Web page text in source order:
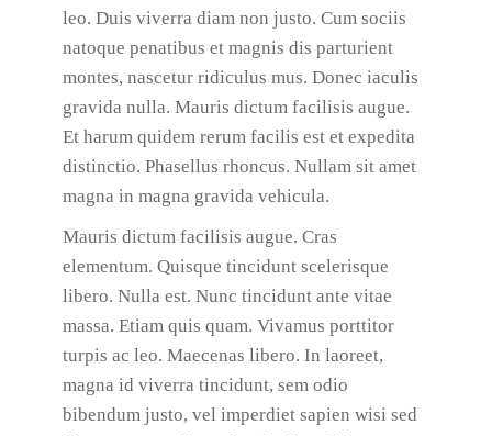
leo. Duis viverra diam non justo. Cum sociis
natoque penatibus et magnis dis parturient
montes, nascetur ridiculus mus. Donec iaculis
gravida nulla. Mauris dictum facilisis augue.
Et harum quidem rerum facilis est et expedita
distinctio. Phasellus rhoncus. Nullam sit amet
magna in magna gravida vehicula.
Mauris dictum facilisis augue. Cras
elementum. Quisque tincidunt scelerisque
libero. Nulla est. Nunc tincidunt ante vitae
massa. Etiam quis quam. Vivamus porttitor
turpis ac leo. Maecenas libero. In laoreet,
magna id viverra tincidunt, sem odio
bibendum justo, vel imperdiet sapien wisi sed